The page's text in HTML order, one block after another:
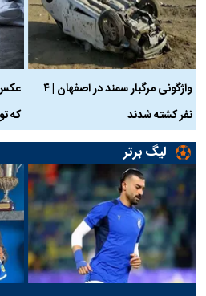
واژگونی مرگبار سمند در اصفهان | ۴
نفر کشته شدند
که
لیگ برتر